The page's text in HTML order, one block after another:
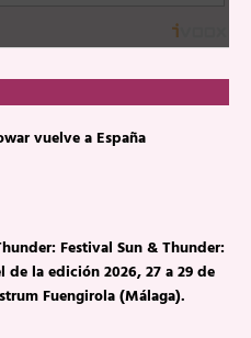
vuelve a España
Festival Sun & Thunder:
de la edición 2026, 27 a 29 de
Fuengirola (Málaga).